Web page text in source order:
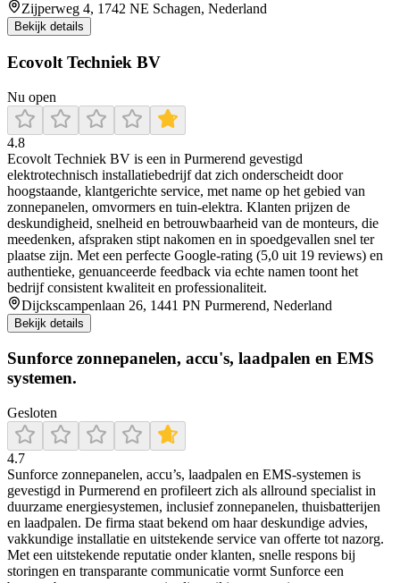
Zijperweg 4, 1742 NE Schagen, Nederland
Bekijk details
Ecovolt Techniek BV
Nu open
4.8
Ecovolt Techniek BV is een in Purmerend gevestigd
elektrotechnisch installatiebedrijf dat zich onderscheidt door
hoogstaande, klantgerichte service, met name op het gebied van
zonnepanelen, omvormers en tuin‑elektra. Klanten prijzen de
deskundigheid, snelheid en betrouwbaarheid van de monteurs, die
meedenken, afspraken stipt nakomen en in spoedgevallen snel ter
plaatse zijn. Met een perfecte Google‑rating (5,0 uit 19 reviews) en
authentieke, genuanceerde feedback via echte namen toont het
bedrijf consistent kwaliteit en professionaliteit.
Dijckscampenlaan 26, 1441 PN Purmerend, Nederland
Bekijk details
Sunforce zonnepanelen, accu's, laadpalen en EMS
systemen.
Gesloten
4.7
Sunforce zonnepanelen, accu’s, laadpalen en EMS-systemen is
gevestigd in Purmerend en profileert zich als allround specialist in
duurzame energiesystemen, inclusief zonnepanelen, thuisbatterijen
en laadpalen. De firma staat bekend om haar deskundige advies,
vakkundige installatie en uitstekende service van offerte tot nazorg.
Met een uitstekende reputatie onder klanten, snelle respons bij
storingen en transparante communicatie vormt Sunforce een